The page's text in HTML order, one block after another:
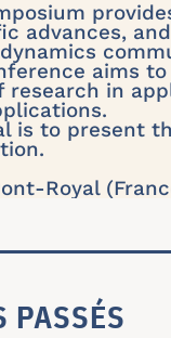
advances,
aims
research in
is to present
Royal
PASSÉS